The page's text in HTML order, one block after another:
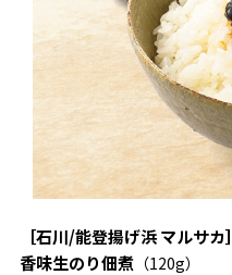
［石川/能登揚げ浜 マルサカ］
香味生のり佃煮（120g）